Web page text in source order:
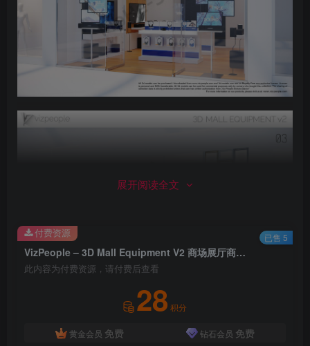
展开阅读全文
VizPeople – 3D Mall Equipment V2 商场展厅商店装饰品80套高精度3D模型[Vray +Corona]
此内容为付费资源，请付费后查看
28 积分
黄金会员 免费 钻石会员 免费
付费资源 已售 5